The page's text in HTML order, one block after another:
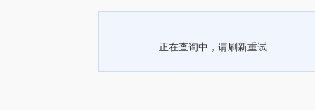
正在查询中，请刷新重试